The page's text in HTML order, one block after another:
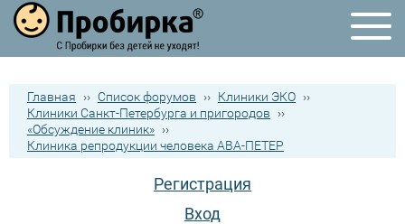
Главная ›› Список форумов ›› Клиники ЭКО ››
Клиники Санкт-Петербурга и пригородов
››
«Обсуждение клиник» ››
Клиника репродукции человека АВА-ПЕТЕР
Регистрация
Вход